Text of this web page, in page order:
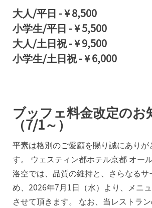
大人/平日 -¥ 8,500
小学生/平日 -¥ 5,500
大人/土日祝-¥ 9,500
小学生/土日祝-¥ 6,000
ブッフェ料金改定のお
（7/1～）
平素は格別のご愛顧を賜り誠にありが
す。 ウェスティン都ホテル京都 オー
洛空では、品質の維持と、さらなるサ
め、2026年7月1日（水）より、メニ
させて頂きます。 なお、当レストラ